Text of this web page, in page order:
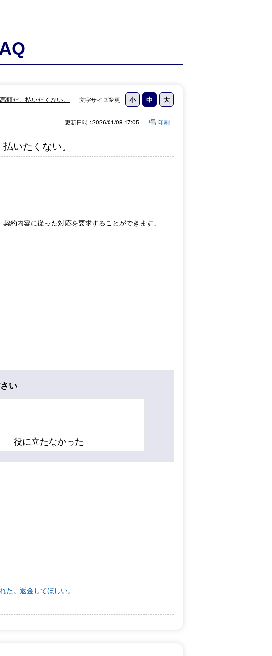
文字サイズ変更
額だ。払いたくない。
更新日時 : 2026/01/08 17:05 印刷
いたくない。
約内容に従った対応を要求することができます。
い
役に立たなかった
。返金してほしい。